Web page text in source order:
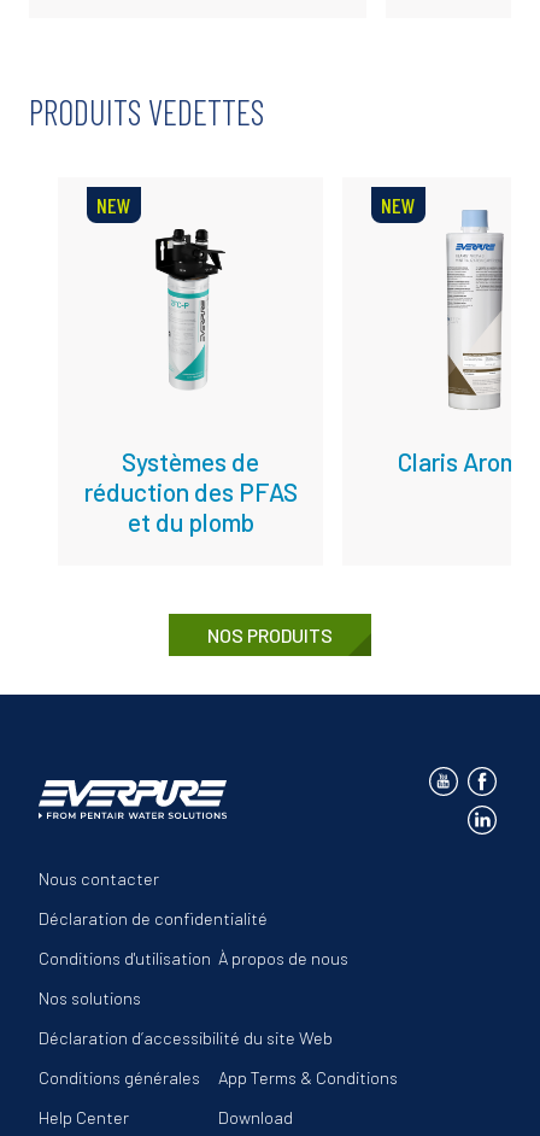
PRODUITS VEDETTES
Systèmes de
réduction des PFAS
et du plomb
NEW
Claris Aroma
NEW
NOS PRODUITS
Nous contacter
Déclaration de confidentialité
Conditions d'utilisation À propos de nous
Nos solutions
Déclaration d’accessibilité du site Web
Conditions générales
App Terms & Conditions
Help Center
Download